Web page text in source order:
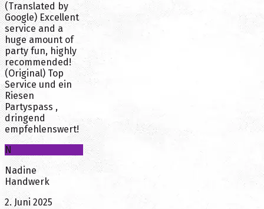
(Translated by
Google) Excellent
service and a
huge amount of
party fun, highly
recommended!
(Original) Top
Service und ein
Riesen
Partyspass ,
dringend
empfehlenswert!
N
Nadine
Handwerk
2. Juni 2025